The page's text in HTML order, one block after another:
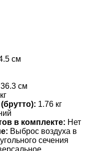
см
36.3 см
1.76 кг
в комплекте: Нет
Выброс воздуха в
сечения